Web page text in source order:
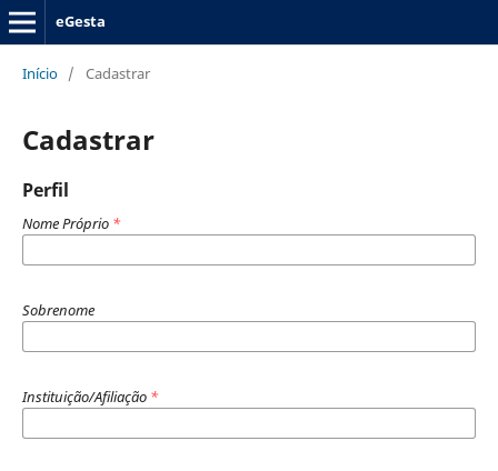
eGesta
Início / Cadastrar
Cadastrar
Perfil
Nome Próprio *
Sobrenome
Instituição/Afiliação *